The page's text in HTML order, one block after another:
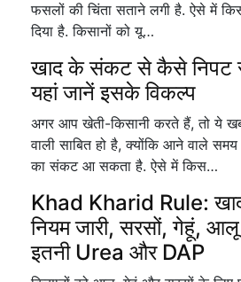
फसलों की चिंता सताने लगी है. ऐसे में
दिया है. किसानों को यू…
खाद के संकट से कैसे निपट
यहां जानें इसके विकल्प
अगर आप खेती-किसानी करते हैं, तो ये
वाली साबित हो है, क्योंकि आने वाले
का संकट आ सकता है. ऐसे में किस…
Khad Kharid Rule:
नियम जारी, सरसों, गेहूं,
इतनी Urea और DAP